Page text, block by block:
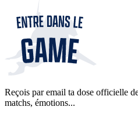
Reçois par email ta dose officielle
matchs, émotions...